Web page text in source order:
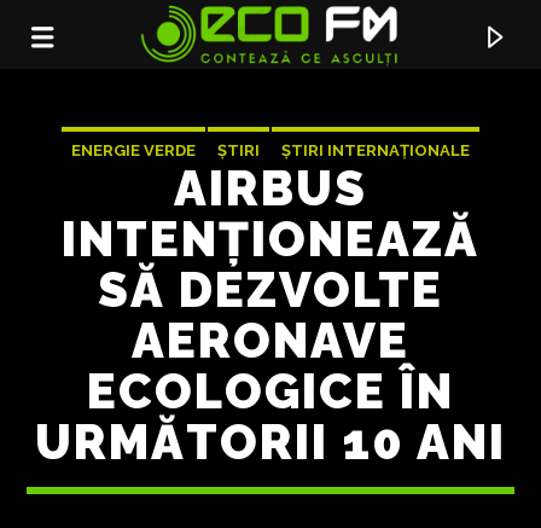
ACUM ÎN DIRECT
HYPNOTIZED
ENERGIE VERDE ȘTIRI ȘTIRI INTERNAȚIONALE
AIRBUS
INTENȚIONEAZĂ
SĂ DEZVOLTE
AERONAVE
ECOLOGICE ÎN
URMĂTORII 10 ANI